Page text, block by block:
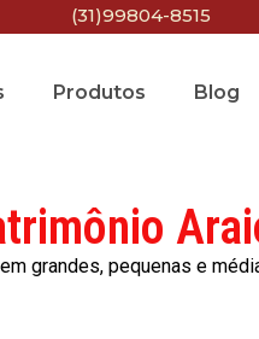
(31)99804-8515
Produtos Blog
grandes, pequenas e